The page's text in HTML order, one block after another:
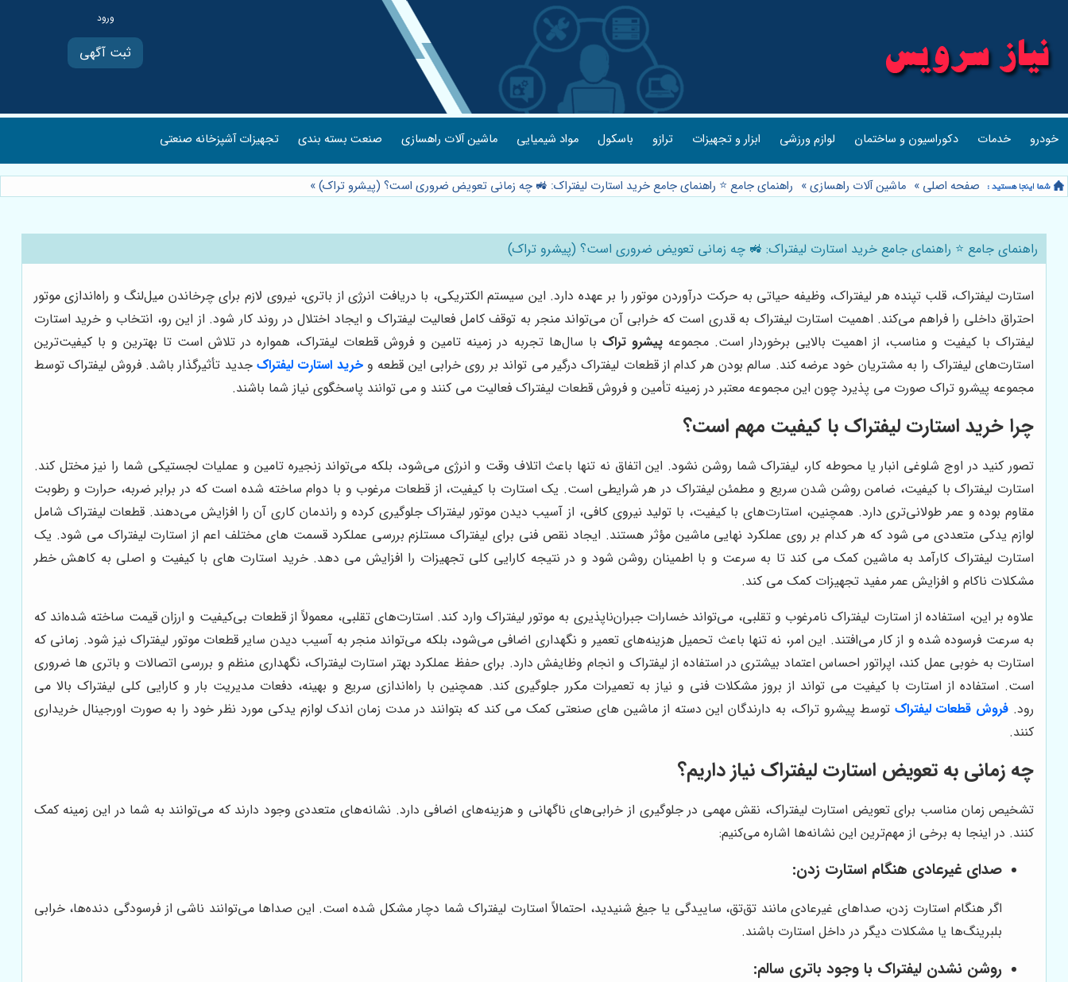
ثبت آگهی
خودرو خدمات دکوراسیون و ساختمان لوازم ورزشی ابزار و تجهیزات ترازو باسکول مواد شیمیایی ماشین آلات راهسازی صنعت بسته بندی تجهیزات آشپزخانه صنعتی
صفحه اصلی » ماشین آلات راهسازی» راهنمای جامع ⭐️ راهنمای جامع خرید استارت لیفتراک: 🚜 چه زمانی تعویض ضروری است؟ (پیشرو تراک)»
راهنمای جامع ⭐️ راهنمای جامع خرید استارت لیفتراک: 🚜 چه زمانی تعویض ضروری است؟ (پیشرو تراک)
استارت لیفتراک، قلب تپنده هر لیفتراک، وظیفه حیاتی به حرکت درآوردن موتور را بر عهده دارد. این سیستم الکتریکی، با دریافت انرژی از باتری، نیروی لازم برای چرخاندن میل‌لنگ و راه‌اندازی موتور
احتراق داخلی را فراهم می‌کند. اهمیت استارت لیفتراک به قدری است که خرابی آن می‌تواند منجر به توقف کامل فعالیت لیفتراک و ایجاد اختلال در روند کار شود. از این رو، انتخاب و خرید استارت
لیفتراک با کیفیت و مناسب، از اهمیت بالایی برخوردار است. مجموعهپیشرو تراک با سال‌ها تجربه در زمینه تامین و فروش قطعات لیفتراک، همواره در تلاش است تا بهترین و با کیفیت‌ترین
استارت‌های لیفتراک را به مشتریان خود عرضه کند. سالم بودن هر کدام از قطعات لیفتراک درگیر می تواند بر روی خرابی این قطعه و خرید استارت لیفتراک جدید تأثیرگذار باشد. فروش لیفتراک توسط
مجموعه پیشرو تراک صورت می پذیرد چون این مجموعه معتبر در زمینه تأمین و فروش قطعات لیفتراک فعالیت می کنند و می توانند پاسخگوی نیاز شما باشند.
چرا خرید استارت لیفتراک با کیفیت مهم است؟
تصور کنید در اوج شلوغی انبار یا محوطه کار، لیفتراک شما روشن نشود. این اتفاق نه تنها باعث اتلاف وقت و انرژی می‌شود، بلکه می‌تواند زنجیره تامین و عملیات لجستیکی شما را نیز مختل کند.
استارت لیفتراک با کیفیت، ضامن روشن شدن سریع و مطمئن لیفتراک در هر شرایطی است. یک استارت با کیفیت، از قطعات مرغوب و با دوام ساخته شده است که در برابر ضربه، حرارت و رطوبت
مقاوم بوده و عمر طولانی‌تری دارد. همچنین، استارت‌های با کیفیت، با تولید نیروی کافی، از آسیب دیدن موتور لیفتراک جلوگیری کرده و راندمان کاری آن را افزایش می‌دهند. قطعات لیفتراک شامل
لوازم یدکی متعددی می شود که هر کدام بر روی عملکرد نهایی ماشین مؤثر هستند. ایجاد نقص فنی برای لیفتراک مستلزم بررسی عملکرد قسمت های مختلف اعم از استارت لیفتراک می شود. یک
استارت لیفتراک کارآمد به ماشین کمک می کند تا به سرعت و با اطمینان روشن شود و در نتیجه کارایی کلی تجهیزات را افزایش می دهد. خرید استارت های با کیفیت و اصلی به کاهش خطر
مشکلات ناکام و افزایش عمر مفید تجهیزات کمک می کند.
علاوه بر این، استفاده از استارت لیفتراک نامرغوب و تقلبی، می‌تواند خسارات جبران‌ناپذیری به موتور لیفتراک وارد کند. استارت‌های تقلبی، معمولاً از قطعات بی‌کیفیت و ارزان قیمت ساخته شده‌اند که
به سرعت فرسوده شده و از کار می‌افتند. این امر، نه تنها باعث تحمیل هزینه‌های تعمیر و نگهداری اضافی می‌شود، بلکه می‌تواند منجر به آسیب دیدن سایر قطعات موتور لیفتراک نیز شود. زمانی که
استارت به خوبی عمل کند، اپراتور احساس اعتماد بیشتری در استفاده از لیفتراک و انجام وظایفش دارد. برای حفظ عملکرد بهتر استارت لیفتراک، نگهداری منظم و بررسی اتصالات و باتری ها ضروری
است. استفاده از استارت با کیفیت می تواند از بروز مشکلات فنی و نیاز به تعمیرات مکرر جلوگیری کند. همچنین با راه‌اندازی سریع و بهینه، دفعات مدیریت بار و کارایی کلی لیفتراک بالا می
رود. فروش قطعات لیفتراک توسط پیشرو تراک، به دارندگان این دسته از ماشین های صنعتی کمک می کند که بتوانند در مدت زمان اندک لوازم یدکی مورد نظر خود را به صورت اورجینال خریداری
کنند.
چه زمانی به تعویض استارت لیفتراک نیاز داریم؟
تشخیص زمان مناسب برای تعویض استارت لیفتراک، نقش مهمی در جلوگیری از خرابی‌های ناگهانی و هزینه‌های اضافی دارد. نشانه‌های متعددی وجود دارند که می‌توانند به شما در این زمینه کمک
کنند. در اینجا به برخی از مهم‌ترین این نشانه‌ها اشاره می‌کنیم:
صدای غیرعادی هنگام استارت زدن:
اگر هنگام استارت زدن، صداهای غیرعادی مانند تق‌تق، ساییدگی یا جیغ شنیدید، احتمالاً استارت لیفتراک شما دچار مشکل شده است. این صداها می‌توانند ناشی از فرسودگی دنده‌ها، خرابی
بلبرینگ‌ها یا مشکلات دیگر در داخل استارت باشند.
روشن نشدن لیفتراک با وجود باتری سالم: